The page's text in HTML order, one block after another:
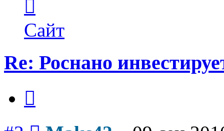
пользователя
Maks42
Сайт
Re: Роснано